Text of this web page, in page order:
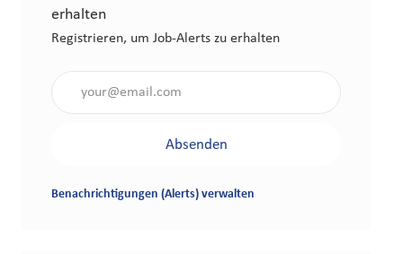
erhalten
Registrieren, um Job-Alerts zu erhalten
Absenden
Benachrichtigungen (Alerts) verwalten